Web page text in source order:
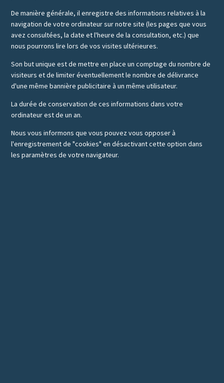
De manière générale, il enregistre des informations relatives à la
navigation de votre ordinateur sur notre site (les pages que vous
avez consultées, la date et l'heure de la consultation, etc.) que
nous pourrons lire lors de vos visites ultérieures.
Son but unique est de mettre en place un comptage du nombre de
visiteurs et de limiter éventuellement le nombre de délivrance
d'une même bannière publicitaire à un même utilisateur.
La durée de conservation de ces informations dans votre
ordinateur est de un an.
Nous vous informons que vous pouvez vous opposer à
l'enregistrement de "cookies" en désactivant cette option dans
les paramètres de votre navigateur.